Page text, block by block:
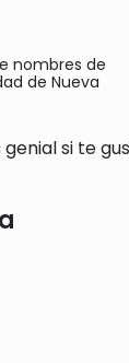
nombres de
de Nueva
genial si te